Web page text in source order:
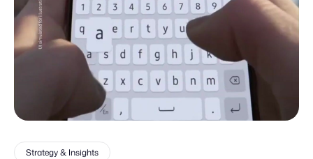
Strategy & Insights